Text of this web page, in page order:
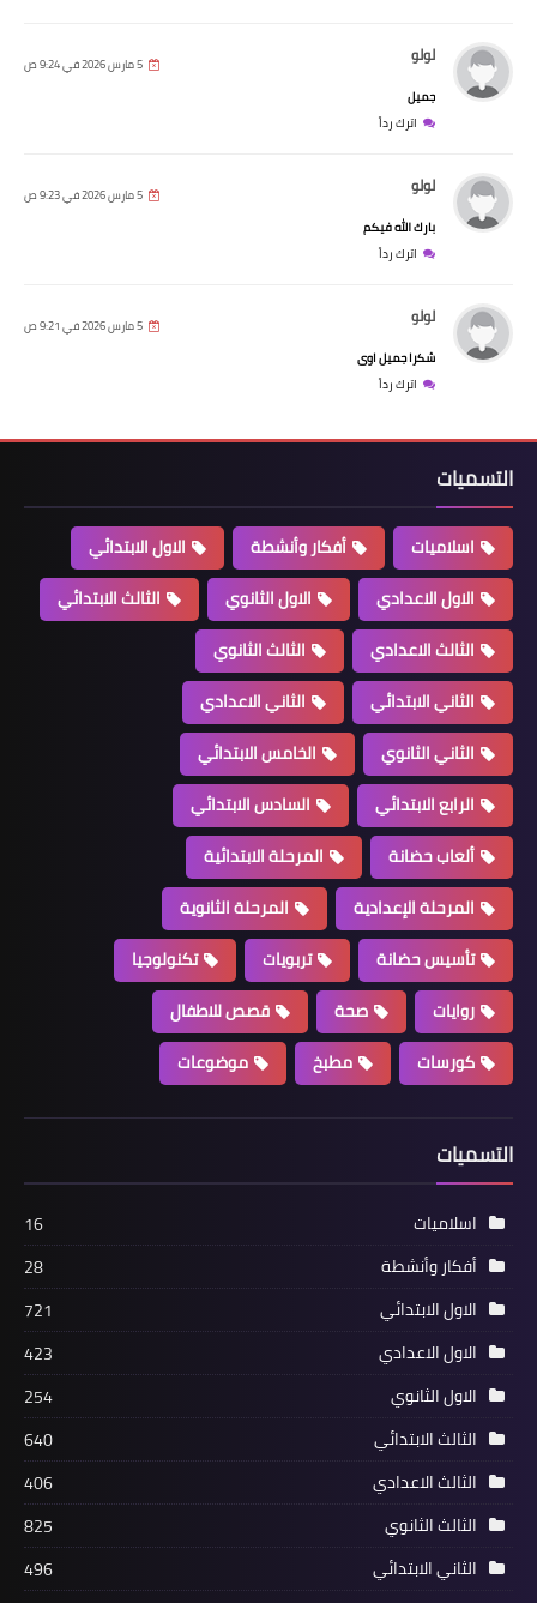
لولو 5 مارس 2026 في 9:24 ص
جميل
اترك رداً
لولو 5 مارس 2026 في 9:23 ص
بارك الله فيكم
اترك رداً
لولو 5 مارس 2026 في 9:21 ص
شكرا جميل اوى
اترك رداً
التسميات
اسلاميات أفكار وأنشطة
الاول الابتدائي
الاول الاعدادي
الاول الثانوي
الثالث الابتدائي
الثالث الاعدادي
الثالث الثانوي
الثاني الابتدائي
الثاني الاعدادي
الثاني الثانوي
الخامس الابتدائي
الرابع الابتدائي
السادس الابتدائي
ألعاب حضانة
المرحلة الابتدائية
المرحلة الإعدادية
المرحلة الثانوية
تأسيس حضانة
تربويات
تكنولوجيا
روايات
صحة
قصص للاطفال
كورسات
مطبخ موضوعات
التسميات
اسلاميات
16
أفكار وأنشطة
28
الاول الابتدائي
721
الاول الاعدادي
423
الاول الثانوي
254
الثالث الابتدائي
640
الثالث الاعدادي
406
الثالث الثانوي
825
الثاني الابتدائي
496